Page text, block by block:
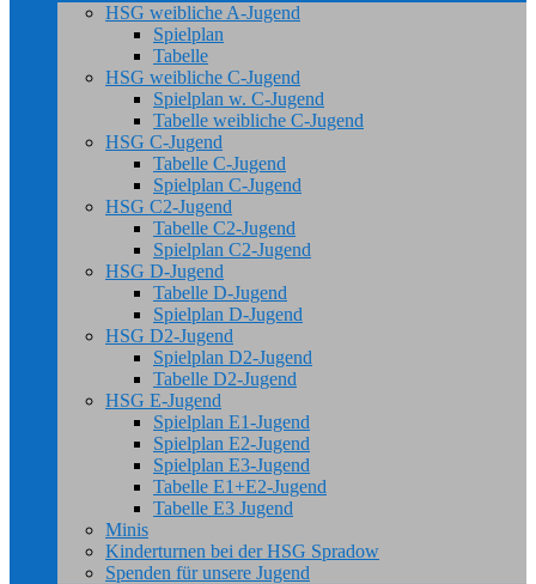
HSG weibliche A-Jugend
Spielplan
Tabelle
HSG weibliche C-Jugend
Spielplan w. C-Jugend
Tabelle weibliche C-Jugend
HSG C-Jugend
Tabelle C-Jugend
Spielplan C-Jugend
HSG C2-Jugend
Tabelle C2-Jugend
Spielplan C2-Jugend
HSG D-Jugend
Tabelle D-Jugend
Spielplan D-Jugend
HSG D2-Jugend
Spielplan D2-Jugend
Tabelle D2-Jugend
HSG E-Jugend
Spielplan E1-Jugend
Spielplan E2-Jugend
Spielplan E3-Jugend
Tabelle E1+E2-Jugend
Tabelle E3 Jugend
Minis
Kinderturnen bei der HSG Spradow
Spenden für unsere Jugend